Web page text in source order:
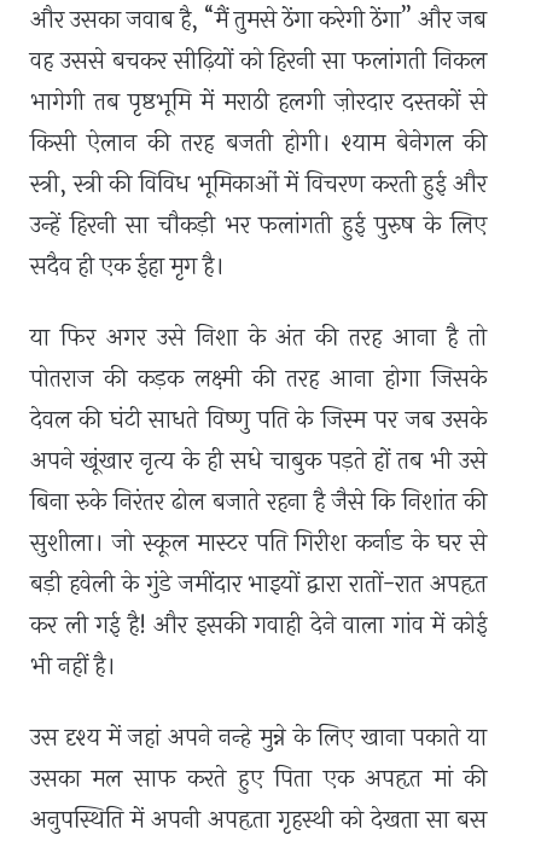
और उसका जवाब है, “मैं तुमसे ठेंगा करेगी ठेंगा” और जब
वह उससे बचकर सीढ़ियों को हिरनी सा फलांगती निकल
भागेगी तब पृष्ठभूमि में मराठी हलगी ज़ोरदार दस्तकों से
किसी ऐलान की तरह बजती होगी। श्याम बेनेगल की
स्त्री,स्त्री की विविध भूमिकाओं में विचरण करती हुई और
उन्हें हिरनी सा चौकड़ी भर फलांगती हुई पुरुष के लिए
सदैव ही एक ईहा मृग है।
या फिर अगर उसे निशा के अंत की तरह आना है तो
पोतराज की कड़क लक्ष्मी की तरह आना होगा जिसके
देवल की घंटी साधते विष्णु पति के जिस्म पर जब उसके
अपने खूंखार नृत्य के ही सधे चाबुक पड़ते हों तब भी उसे
बिना रुके निरंतर ढोल बजाते रहना है जैसे कि निशांत की
सुशीला। जो स्कूल मास्टर पति गिरीश कर्नाड के घर से
बड़ी हवेली के गुंडे जमींदार भाइयों द्वारा रातों-रात अपहृत
कर ली गई है! और इसकी गवाही देने वाला गांव में कोई
भी नहीं है।
उस दृश्य में जहां अपने नन्हे मुन्ने के लिए खाना पकाते या
उसका मल साफ करते हुए पिता एक अपहृत मां की
अनुपस्थिति में अपनी अपहृता गृहस्थी को देखता सा बस